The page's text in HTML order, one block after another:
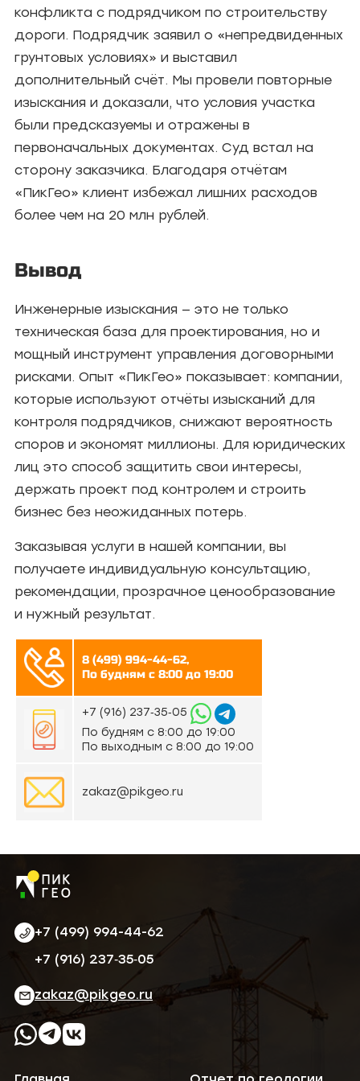
конфликта с подрядчиком по строительству
дороги. Подрядчик заявил о «непредвиденных
грунтовых условиях» и выставил
дополнительный счёт. Мы провели повторные
изыскания и доказали, что условия участка
были предсказуемы и отражены в
первоначальных документах. Суд встал на
сторону заказчика. Благодаря отчётам
«ПикГео» клиент избежал лишних расходов
более чем на 20 млн рублей.
Вывод
Инженерные изыскания — это не только
техническая база для проектирования, но и
мощный инструмент управления договорными
рисками. Опыт «ПикГео» показывает: компании,
которые используют отчёты изысканий для
контроля подрядчиков, снижают вероятность
споров и экономят миллионы. Для юридических
лиц это способ защитить свои интересы,
держать проект под контролем и строить
бизнес без неожиданных потерь.
Заказывая услуги в нашей компании, вы
получаете индивидуальную консультацию,
рекомендации, прозрачное ценообразование
и нужный результат.
8 (499) 994-44-62,
По будням с 8:00 до 19:00
‪+7 (916) 237‑35‑05‬
По будням с 8:00 до 19:00
По выходным с 8:00 до 19:00
zakaz@pikgeo.ru
+7 (499) 994-44-62
‪+7 (916) 237‑35‑05‬
zakaz@pikgeo.ru